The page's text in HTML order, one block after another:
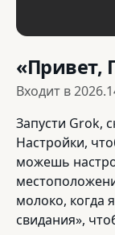
«Привет,
Входит в
Запусти Grok,
Настройки,
можешь
молоко, когда
свидания»,